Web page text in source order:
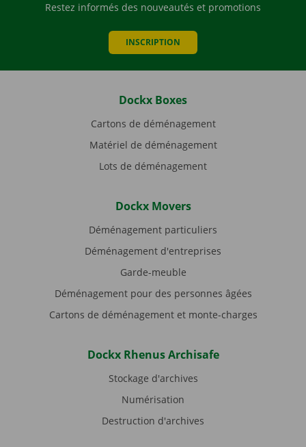
Restez informés des nouveautés et promotions
INSCRIPTION
Dockx Boxes
Cartons de déménagement
Matériel de déménagement
Lots de déménagement
Dockx Movers
Déménagement particuliers
Déménagement d'entreprises
Garde-meuble
Déménagement pour des personnes âgées
Cartons de déménagement et monte-charges
Dockx Rhenus Archisafe
Stockage d'archives
Numérisation
Destruction d'archives